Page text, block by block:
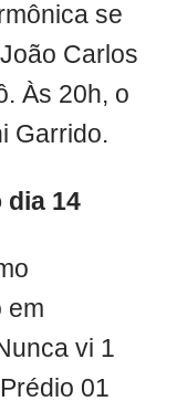
se
Carlos
Às 20h, o
Garrido.
dia 14
em
vi 1
01